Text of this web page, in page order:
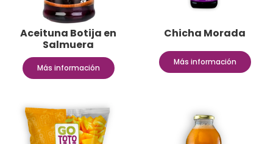
Aceituna Botija en
Salmuera
Más información
Chicha Morada
Más información